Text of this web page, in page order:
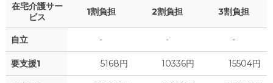
在宅介護サー
ビス
1割負担 2割負担 3割負担
自立 - - -
要支援1 5168円 10336円 15504円